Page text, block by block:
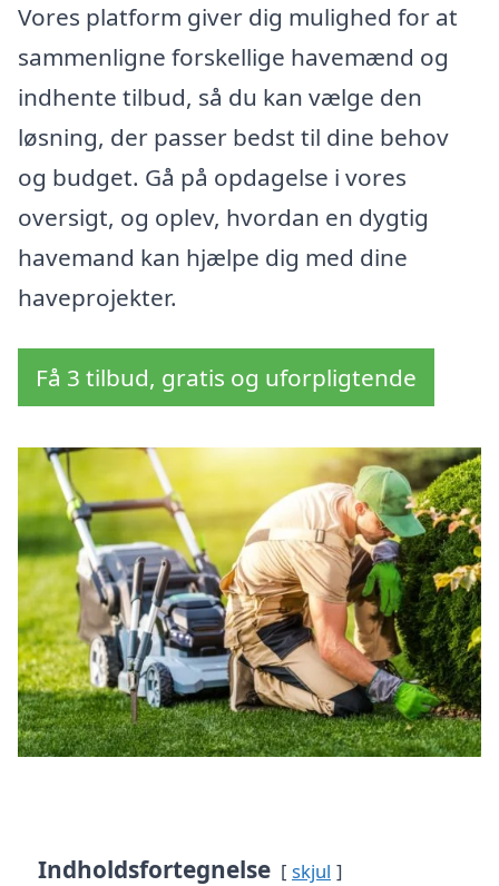
Vores platform giver dig mulighed for at
sammenligne forskellige havemænd og
indhente tilbud, så du kan vælge den
løsning, der passer bedst til dine behov
og budget. Gå på opdagelse i vores
oversigt, og oplev, hvordan en dygtig
havemand kan hjælpe dig med dine
haveprojekter.
Få 3 tilbud, gratis og uforpligtende
Indholdsfortegnelse skjul